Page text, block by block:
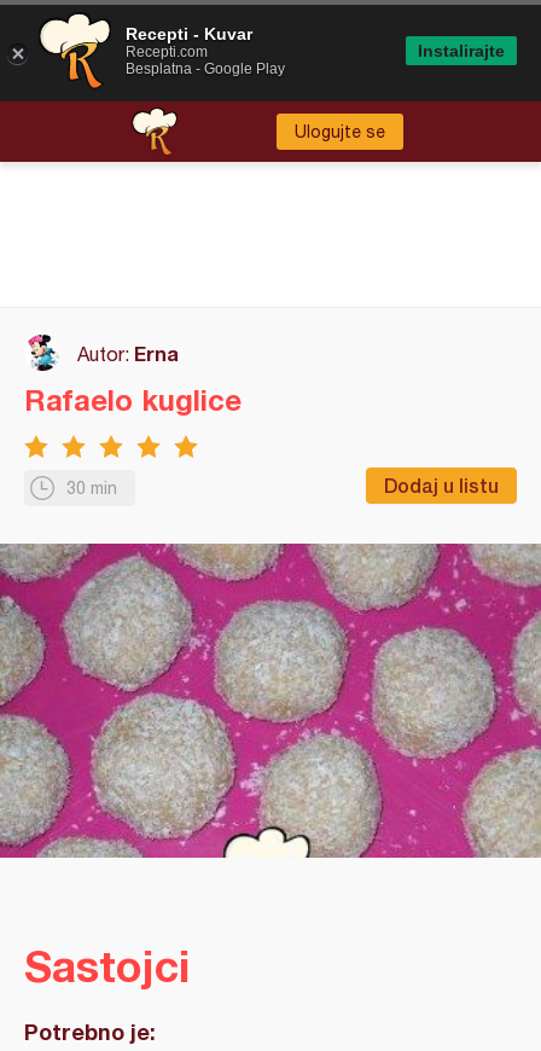
Ulogujte se
Autor: Erna
30 min Dodaj u listu
Rafaelo kuglice
Sastojci
Potrebno je:
Recepti - Kuvar
Recepti.com
Besplatna - Google Play
Instalirajte